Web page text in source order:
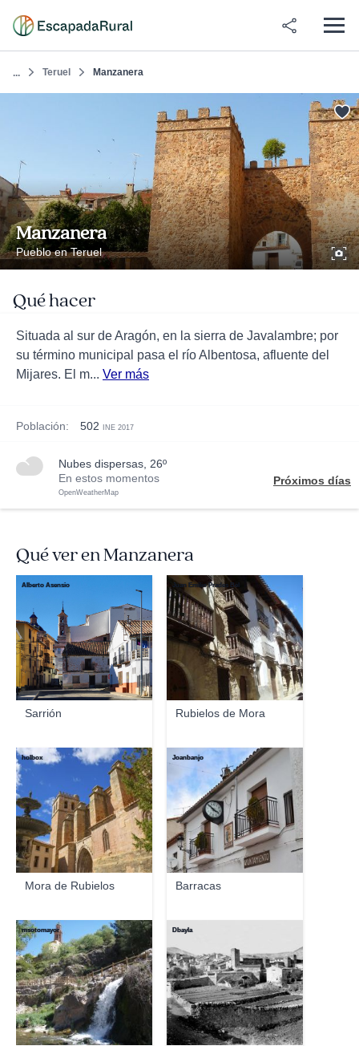
... Teruel Manzanera
Manzanera
Pueblo en Teruel
Qué hacer
Situada al sur de Aragón, en la sierra de Javalambre; por
su término municipal pasa el río Albentosa, afluente del
Mijares. El m... Ver más
Población: 502 INE 2017
nubes dispersas, 26º
En estos momentos
OpenWeatherMap
Próximos días
Qué ver en Manzanera
Sarrión
Alberto Asensio
Rubielos de Mora
Juan Emilio Prades Bel
Mora de Rubielos
holbox
Barracas
Joanbanjo
msotomayor Dbayla